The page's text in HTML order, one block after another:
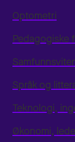
Optometri
Pedagogiske
Språk og
Teknologi,
Økonomi,